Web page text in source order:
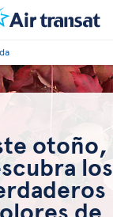
otoño,
los
de